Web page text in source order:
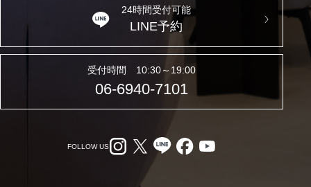
24時間受付可能
LINE予約
受付時間 10:30～19:00
06-6940-7101
FOLLOW US